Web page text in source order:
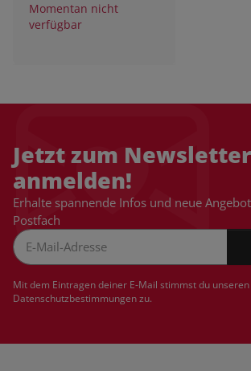
Momentan nicht
verfügbar
Jetzt zum Newsletter
anmelden!
Erhalte spannende Infos und neue
Postfach
Mit dem Eintragen deiner E-Mail stimmst du unseren
Datenschutzbestimmungenzu.